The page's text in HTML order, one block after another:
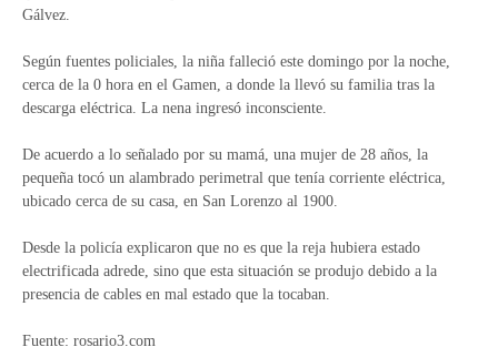
Gálvez.
Según fuentes policiales, la niña falleció este domingo por la noche,
cerca de la 0 hora en el Gamen, a donde la llevó su familia tras la
descarga eléctrica. La nena ingresó inconsciente.
De acuerdo a lo señalado por su mamá, una mujer de 28 años, la
pequeña tocó un alambrado perimetral que tenía corriente eléctrica,
ubicado cerca de su casa, en San Lorenzo al 1900.
Desde la policía explicaron que no es que la reja hubiera estado
electrificada adrede, sino que esta situación se produjo debido a la
presencia de cables en mal estado que la tocaban.
Fuente: rosario3.com